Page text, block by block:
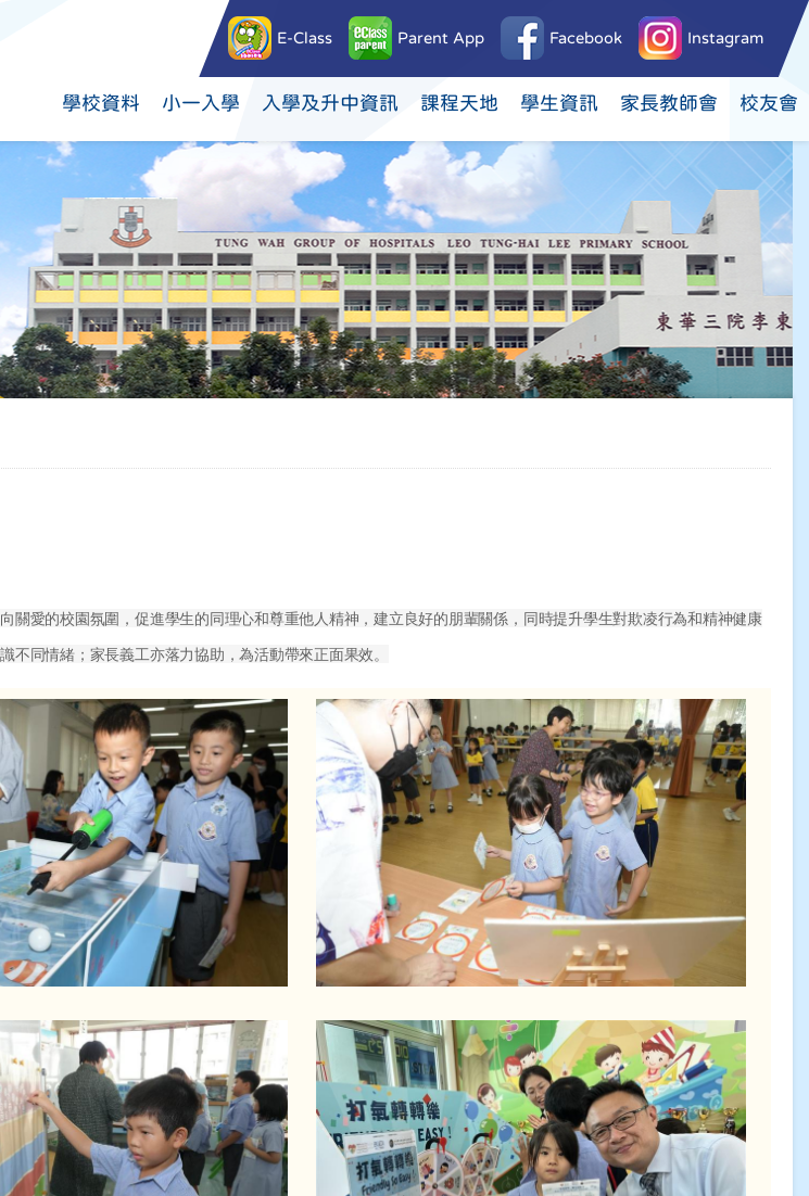
E-Class Parent App Facebook Instagram
學校資料 小一入學 入學及升中資訊 課程天地 學生資訊 家長教師會 校友會
愛的校園氛圍，促進學生的同理心和尊重他人精神，建立良好的朋輩關係，同時提升學生對欺凌行為和精神健康
同情緒；家長義工亦落力協助，為活動帶來正面果效。